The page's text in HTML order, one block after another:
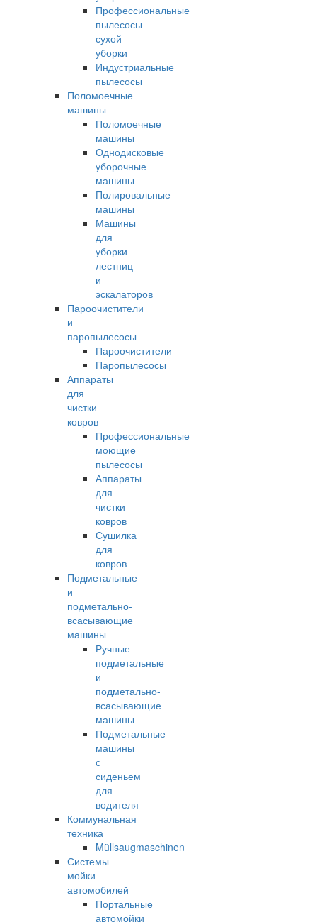
Профессиональные
пылесосы
сухой
уборки
Индустриальные
пылесосы
Поломоечные
машины
Поломоечные
машины
Однодисковые
уборочные
машины
Полировальные
машины
Машины
для
уборки
лестниц
и
эскалаторов
Пароочистители
и
паропылесосы
Пароочистители
Паропылесосы
Аппараты
для
чистки
ковров
Профессиональные
моющие
пылесосы
Аппараты
для
чистки
ковров
Сушилка
для
ковров
Подметальные
и
подметально-
всасывающие
машины
Ручные
подметальные
и
подметально-
всасывающие
машины
Подметальные
машины
с
сиденьем
для
водителя
Коммунальная
техника
Müllsaugmaschinen
Системы
мойки
автомобилей
Портальные
автомойки